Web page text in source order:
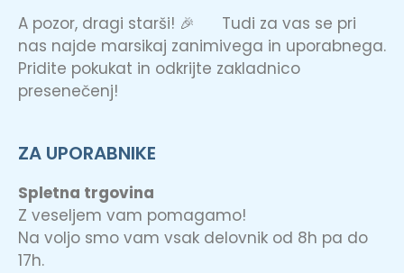
A pozor, dragi starši! 🎉 Tudi za vas se pri
nas najde marsikaj zanimivega in uporabnega.
Pridite pokukat in odkrijte zakladnico
presenečenj!
ZA UPORABNIKE
Spletna trgovina
Z veseljem vam pomagamo!
Na voljo smo vam vsak delovnik od 8h pa do
17h.